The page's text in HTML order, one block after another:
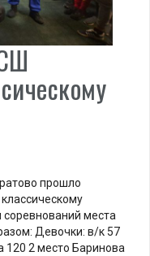
прошло
места
Девочки: в/к 57
120 2 место Баринова